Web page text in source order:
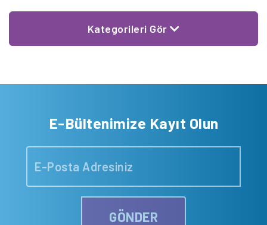
Kategorileri Gör
E-Bültenimize Kayıt Olun
GÖNDER